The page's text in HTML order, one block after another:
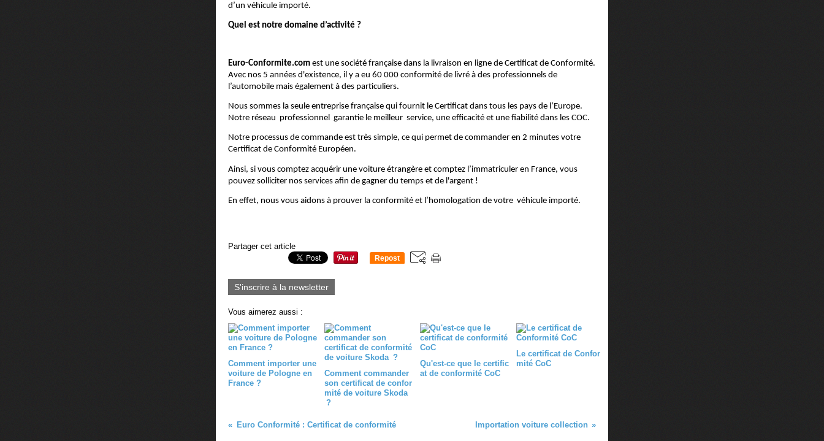
d’un véhicule importé.
Quel est notre domaine d’activité ?
Euro-Conformite.com est une société française dans la livraison en ligne de Certificat de Conformité.
Avec nos 5 années d'existence, il y a eu 60 000 conformité de livré à des professionnels de
l’automobile mais également à des particuliers.
Nous sommes la seule entreprise française qui fournit le Certificat dans tous les pays de l’Europe.
Notre réseau professionnel garantie le meilleur service, une efficacité et une fiabilité dans les COC.
Notre processus de commande est très simple, ce qui permet de commander en 2 minutes votre
Certificat de Conformité Européen.
Ainsi, si vous comptez acquérir une voiture étrangère et comptez l’immatriculer en France, vous
pouvez solliciter nos services afin de gagner du temps et de l'argent !
En effet, nous vous aidons à prouver la conformité et l’homologation de votre véhicule importé.
Partager cet article
Repost
S'inscrire à la newsletter
Vous aimerez aussi :
Comment importer une
voiture de Pologne en
France ?
Comment commander
son certificat de confor
mité de voiture Skoda
?
Qu'est-ce que le certific
at de conformité CoC
Le certificat de Confor
mité CoC
Euro Conformité : Certificat de conformité Importation voiture collection